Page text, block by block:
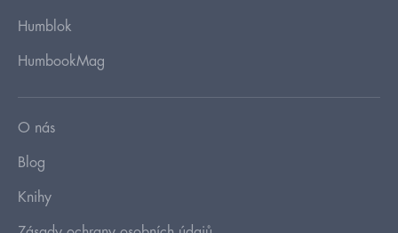
Humblok
HumbookMag
O nás
Blog
Knihy